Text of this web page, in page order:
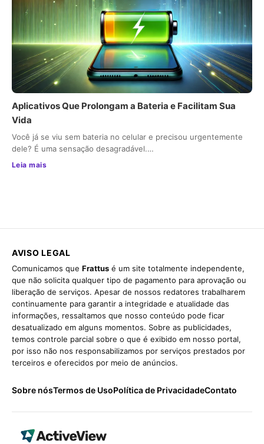
Aplicativos Que Prolongam a Bateria e Facilitam Sua
Vida
Você já se viu sem bateria no celular e precisou urgentemente
dele? É uma sensação desagradável.…
Leia mais
AVISO LEGAL
Comunicamos que Frattus é um site totalmente independente,
que não solicita qualquer tipo de pagamento para aprovação ou
liberação de serviços. Apesar de nossos redatores trabalharem
continuamente para garantir a integridade e atualidade das
informações, ressaltamos que nosso conteúdo pode ficar
desatualizado em alguns momentos. Sobre as publicidades,
temos controle parcial sobre o que é exibido em nosso portal,
por isso não nos responsabilizamos por serviços prestados por
terceiros e oferecidos por meio de anúncios.
Sobre nósTermos de UsoPolítica de PrivacidadeContato